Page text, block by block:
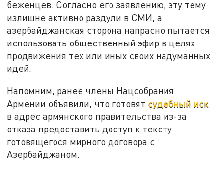
беженцев. Согласно его заявлению, эту тему
излишне активно раздули в СМИ, а
азербайджанская сторона напрасно пытается
использовать общественный эфир в целях
продвижения тех или иных своих надуманных
идей.
Напомним, ранее члены Нацсобрания
Армении объявили, что готовят судебный иск
в адрес армянского правительства из-за
отказа предоставить доступ к тексту
готовящегося мирного договора с
Азербайджаном.